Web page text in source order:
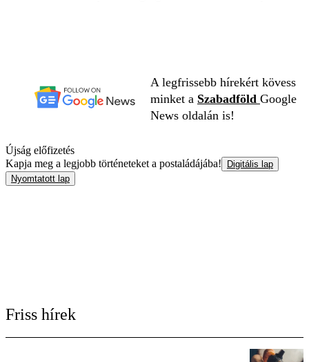
A legfrissebb hírekért kövess
minket a Szabadföld Google
News oldalán is!
Újság előfizetés
Kapja meg a legjobb történeteket a postaládájába!
Digitális lap
Nyomtatott lap
Friss hírek